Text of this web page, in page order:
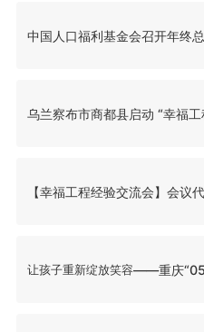
中国人口福利基金会召开年终
乌兰察布市商都县启动 “幸福
【幸福工程经验交流会】会议
让孩子重新绽放笑容——重庆“05